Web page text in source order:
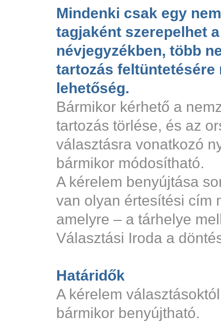
Mindenki csak egy
tagjaként szerepelhet
névjegyzékben, több
tartozás feltüntetésére
lehetőség.
Bármikor kérhető a
tartozás törlése, és az
választásra vonatkozó
bármikor módosítható.
A kérelem benyújtása
van olyan értesítési cím
amelyre – a tárhelye
Választási Iroda a
Határidők
A kérelem
bármikor benyújtható.